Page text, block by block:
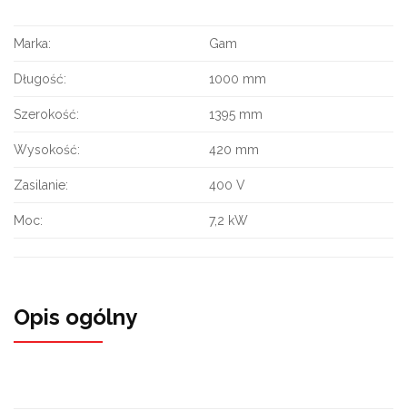
Marka: Gam
Długość: 1000 mm
Szerokość: 1395 mm
Wysokość: 420 mm
Zasilanie: 400 V
Moc: 7,2 kW
Opis ogólny